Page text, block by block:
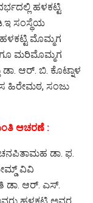
ಹಳಕಟ್ಟಿ
ಸಂಸ್ಥೆಯ
ಮೊಮ್ಮಗ
ಮರಿಮೊಮ್ಮಗ
ಡಾ. ಆರ್. ಬಿ. ಕೊಟ್ನಾಳ
ಹಿರೇಮಠ, ಸಂಜು
ಆಚರಣೆ :
ಡಾ. ಫ.
ವಿವಿ
ಡಾ. ಆರ್. ಎಸ್.